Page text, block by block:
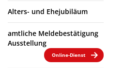
Alters- und Ehejubiläum
amtliche Meldebestätigung
Ausstellung
Online-Dienst